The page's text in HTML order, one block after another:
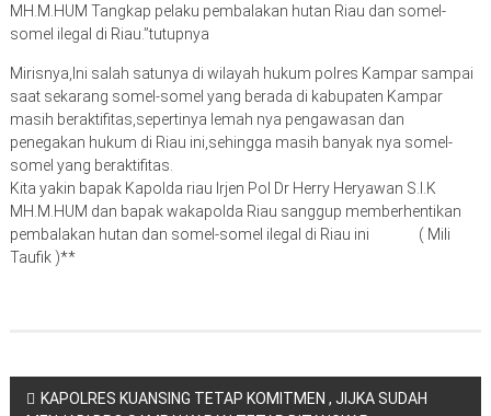
MH.M.HUM Tangkap pelaku pembalakan hutan Riau dan somel-
somel ilegal di Riau.”tutupnya
Mirisnya,Ini salah satunya di wilayah hukum polres Kampar sampai
saat sekarang somel-somel yang berada di kabupaten Kampar
masih beraktifitas,sepertinya lemah nya pengawasan dan
penegakan hukum di Riau ini,sehingga masih banyak nya somel-
somel yang beraktifitas.
Kita yakin bapak Kapolda riau Irjen Pol Dr Herry Heryawan S.I.K
MH.M.HUM dan bapak wakapolda Riau sanggup memberhentikan
pembalakan hutan dan somel-somel ilegal di Riau ini ( Mili
Taufik )**
Navigasi
KAPOLRES KUANSING TETAP KOMITMEN , JIJKA SUDAH